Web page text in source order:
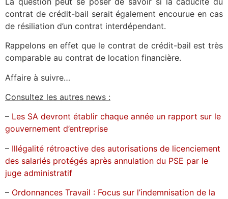
contrat de crédit-bail serait également encourue en cas
de résiliation d’un contrat interdépendant.
Rappelons en effet que le contrat de crédit-bail est très
comparable au contrat de location financière.
Affaire à suivre…
Consultez les autres news :
– Les SA devront établir chaque année un rapport sur le
gouvernement d’entreprise
– Illégalité rétroactive des autorisations de licenciement
des salariés protégés après annulation du PSE par le
juge administratif
– Ordonnances Travail : Focus sur l’indemnisation de la